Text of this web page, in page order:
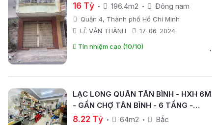
16 Tỷ 196.4m2 Đông nam
Quận 4, Thành phố Hồ Chí Minh
LÊ VĂN THÀNH
17-06-2024
Tín nhiệm cao (10/10)
LẠC LONG QUÂN TÂN BÌNH - HXH 6M
- GẦN CHỢ TÂN BÌNH - 6 TẦNG -
64M2 - NỞ HẬU - GIÁ CHỈ NHỈNH 8TỶ
8.22 Tỷ 64m2 Bắc